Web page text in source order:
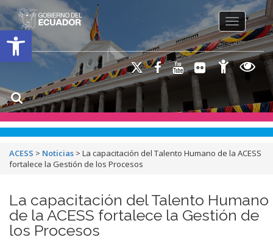
Open toolbar
Toggle
ACESS > Noticias > La capacitación del Talento Humano de la ACESS
fortalece la Gestión de los Procesos
La capacitación del Talento Humano
de la ACESS fortalece la Gestión de
los Procesos